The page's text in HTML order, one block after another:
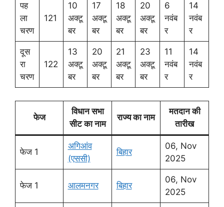
पह
ला
चरण
121
10
अक्टू
बर
17
अक्टू
बर
18
अक्टू
बर
20
अक्टू
बर
6
नवंब
र
14
नवंब
र
दूस
रा
चरण
122
13
अक्टू
बर
20
अक्टू
बर
21
अक्टू
बर
23
अक्टू
बर
11
नवंब
र
14
नवंब
र
फेज
विधान सभा
सीट का नाम
राज्य का नाम
मतदान की
तारीख
फेज 1
अगिआंव
(एससी)
बिहार
06, Nov
2025
फेज 1 आलमनगर बिहार
06, Nov
2025